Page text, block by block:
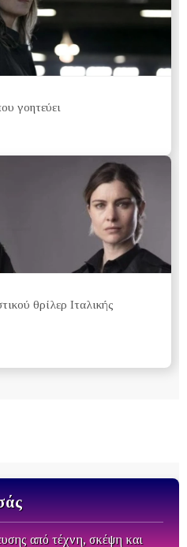
γοητεύει
θρίλερ Ιταλικής
από τέχνη, σκέψη και